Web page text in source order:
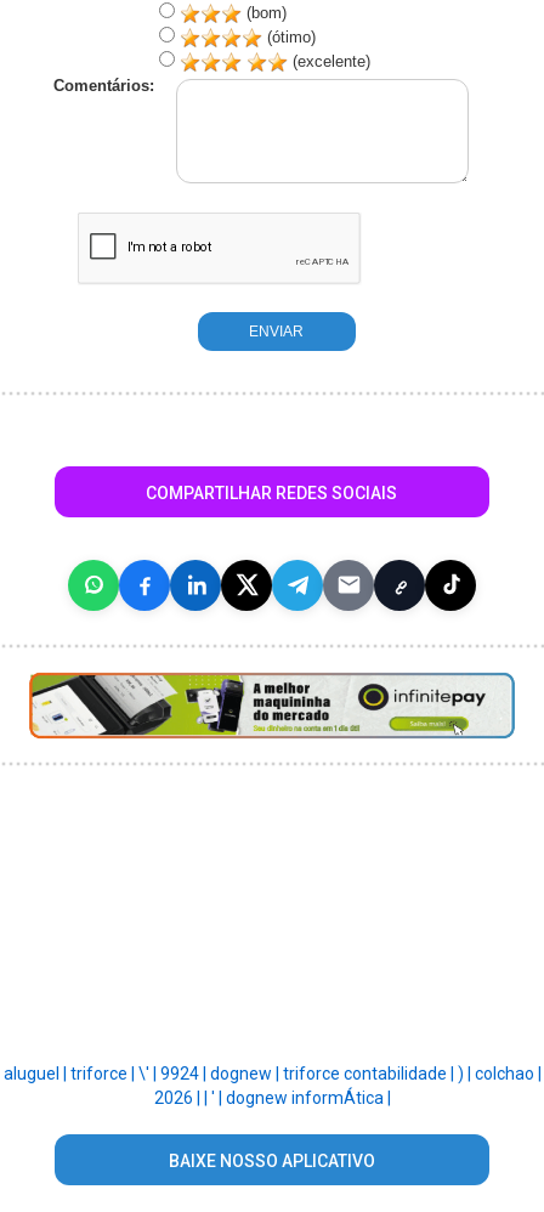
(bom)
(ótimo)
(excelente)
Comentários:
COMPARTILHAR REDES SOCIAIS
aluguel | triforce | \' | 9924 | dognew | triforce contabilidade | ) | colchao |
2026 |
' | dognew informÁtica |
BAIXE NOSSO APLICATIVO